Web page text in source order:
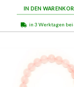
IN DEN
in 3 Werktagen bei